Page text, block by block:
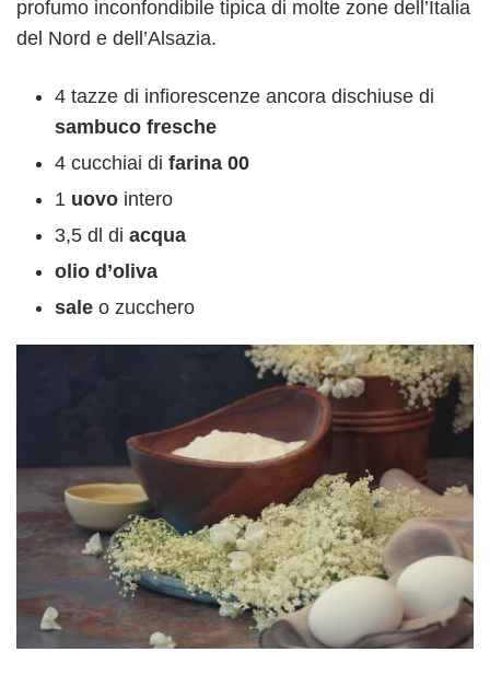
profumo inconfondibile tipica di molte zone dell’Italia
del Nord e dell’Alsazia.
4 tazze di infiorescenze ancora dischiuse di
sambuco fresche
4 cucchiai di farina 00
1 uovo intero
3,5 dl di acqua
olio d’oliva
sale o zucchero